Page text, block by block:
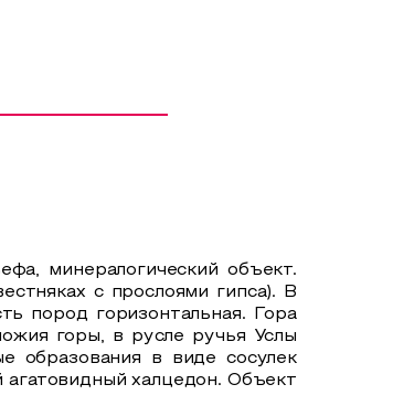
минералогический объект.
с прослоями гипса). В
пород горизонтальная. Гора
горы, в русле ручья Услы
образования в виде сосулек
агатовидный халцедон. Объект